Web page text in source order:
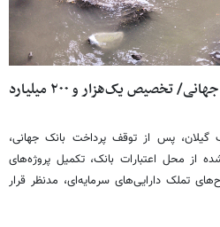
گزارش عملکرد پروژه‌های بانک جهانی/ تخصیص یک‌هزار و ۲۰۰ میلیارد
پس از توقف پرداخت بانک جهانی،
از محل اعتبارات بانک، تکمیل پروژه‌های
تملک دارایی‌های سرمایه‌ای، مدنظر قرار